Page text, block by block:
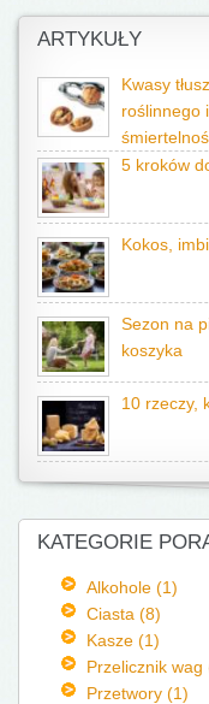
ARTYKUŁY
Kwasy
roślinnego
5 kroków
Kokos,
Sezon na
koszyka
10 rzeczy,
KATEGORIE
Alkohole (1)
Ciasta (8)
Kasze (1)
Przelicznik wag
Przetwory (1)